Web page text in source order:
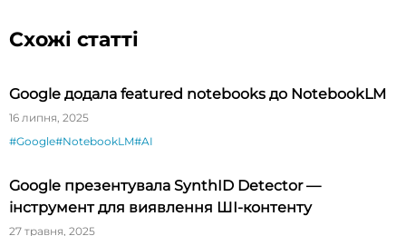
Схожі статті
Google додала featured notebooks до NotebookLM
16 липня, 2025
#Google#NotebookLM#AI
Google презентувала SynthID Detector —
інструмент для виявлення ШІ-контенту
27 травня, 2025